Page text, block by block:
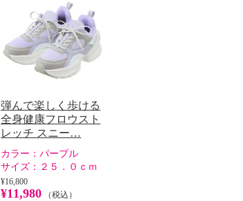
弾んで楽しく歩ける
全身健康フロウスト
レッチ スニー…
カラー： パープル
サイズ： ２５．０ｃｍ
¥16,800
¥11,980
（税込）